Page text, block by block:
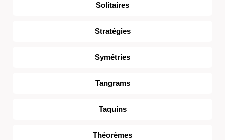
Solitaires
Stratégies
Symétries
Tangrams
Taquins
Théorèmes